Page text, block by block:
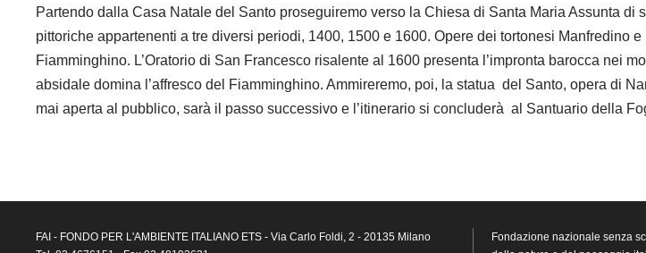
Partendo dalla Casa Natale del Santo proseguiremo verso la Chiesa di Santa Maria Assunta
pittoriche appartenenti a tre diversi periodi, 1400, 1500 e 1600. Opere dei tortonesi Manfredino
Fiamminghino. L’Oratorio di San Francesco risalente al 1600 presenta l’impronta barocca nei
absidale domina l’affresco del Fiamminghino. Ammireremo, poi, la statua del Santo, opera di
mai aperta al pubblico, sarà il passo successivo e l’itinerario si concluderà al Santuario della
FAI - FONDO PER L'AMBIENTE ITALIANO ETS - Via Carlo Foldi, 2 - 20135 Milano
Fondazione nazionale senza